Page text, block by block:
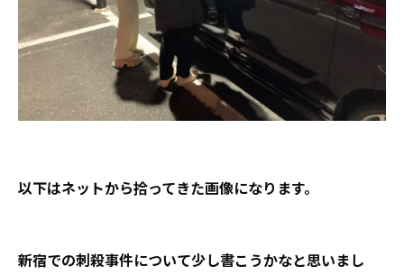
以下はネットから拾ってきた画像になります。
新宿での刺殺事件について少し書こうかなと思いまし